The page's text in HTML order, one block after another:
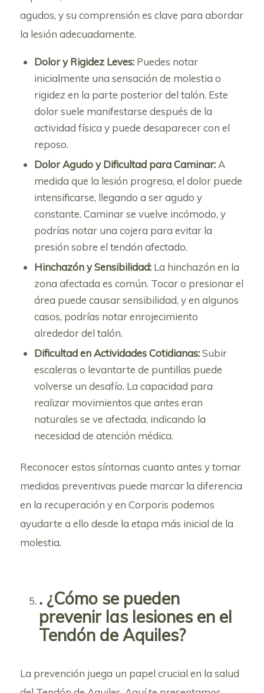
agudos, y su comprensión es clave para abordar
la lesión adecuadamente.
Dolor y Rigidez Leves:Puedes notar
inicialmente una sensación de molestia o
rigidez en la parte posterior del talón. Este
dolor suele manifestarse después de la
actividad física y puede desaparecer con el
reposo.
Dolor Agudo y Dificultad para Caminar:A
medida que la lesión progresa, el dolor puede
intensificarse, llegando a ser agudo y
constante. Caminar se vuelve incómodo, y
podrías notar una cojera para evitar la
presión sobre el tendón afectado.
Hinchazón y Sensibilidad:La hinchazón en la
zona afectada es común. Tocar o presionar el
área puede causar sensibilidad, y en algunos
casos, podrías notar enrojecimiento
alrededor del talón.
Dificultad en Actividades Cotidianas:Subir
escaleras o levantarte de puntillas puede
volverse un desafío. La capacidad para
realizar movimientos que antes eran
naturales se ve afectada, indicando la
necesidad de atención médica.
Reconocer estos síntomas cuanto antes y tomar
medidas preventivas puede marcar la diferencia
en la recuperación y en Corporis podemos
ayudarte a ello desde la etapa más inicial de la
molestia.
. ¿Cómo se pueden
prevenir las lesiones en el
Tendón de Aquiles?
La prevención juega un papel crucial en la salud